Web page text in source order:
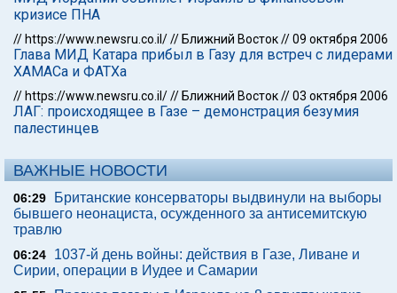
кризисе ПНА
// https://www.newsru.co.il/// Ближний Восток//09 октября 2006
Глава МИД Катара прибыл в Газу для встреч с лидерами
ХАМАСа и ФАТХа
// https://www.newsru.co.il/// Ближний Восток//03 октября 2006
ЛАГ: происходящее в Газе – демонстрация безумия
палестинцев
ВАЖНЫЕ НОВОСТИ
06:29
Британские консерваторы выдвинули на выборы
бывшего неонациста, осужденного за антисемитскую
травлю
06:24
1037-й день войны: действия в Газе, Ливане и
Сирии, операции в Иудее и Самарии